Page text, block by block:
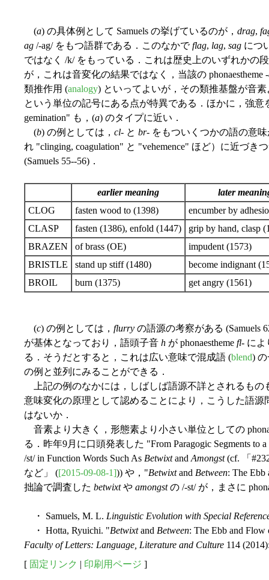
(a) の具体例として Samuels の挙げているのが， drag,
ag /-ag/ をもつ語群である．このなかでflag, lag, sag につ
ではなく /k/ をもっている．これは歴史上のいずれかの
が，これは音変化の結果ではなく，当該の phonaestheme -
類推作用 (analogy) といってよいが，その類推基盤が音素
という単位の記号にある点が特異である．ほかに，強意
gemination" も，(a) のタイプに近い．
(b) の例としては， cl- と br- をもついくつかの語の意味
れ "clinging, coagulation" と "vehemence" ほど）に近づ
(Samuels 55--56)．
earlier meaning
later
CLOG
fasten wood to (1398)
encumber by
CLASP
fasten (1386), enfold (1447)
grip by hand, clasp
BRAZEN
of brass (OE)
impudent (1573)
BRISTLE
stand up stiff (1480)
become indignant
BROIL
burn (1375) get angry (1561)
(c) の例としては， flurry の語源の考察がある (Samuels
が基体となっており，語頭子音 h が phonaestheme fl- によ
る．そうだとすると，これは広い意味で混成語 (blend)
の例と並列にみることができる．
上記の例のなかには，しばしば語源不詳とされるもの
意味変化の原理として認めることにより，こうした語
はないか．
音素より大きく，形態素より小さい単位としての
る．昨年9月に口頭発表した "From Paragogic Segments to
/st/ in Function Words Such As Betwixtand Amongst(cf. 「
など」 ([2015-09-08-1])) や，"Betwixtand Between: The
拙論で調査した betwixtや amongstの /-st/ が，まさに
・ Samuels, M. L. Linguistic Evolution with Special
・ Hotta, Ryuichi. "Betwixtand Between: The Ebb and
Faculty of Letters: Language, Literature and Culture 114
[ 固定リンク | 印刷用ページ ]